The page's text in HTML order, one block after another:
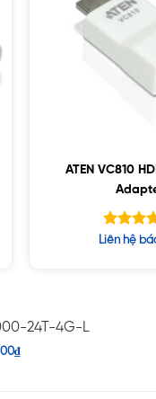
ATEN VC810
Được
Liên hệ
24T-4G-L
₫